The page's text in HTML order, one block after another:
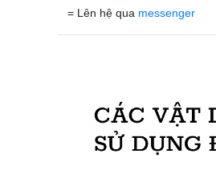
= Lên hệ qua messenger